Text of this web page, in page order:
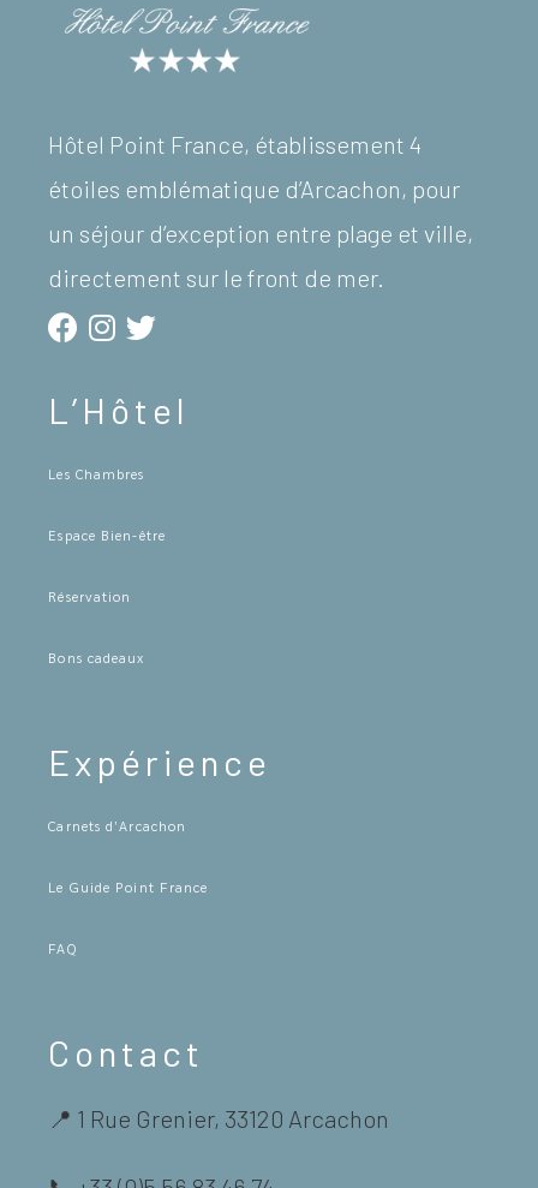
Hôtel Point France, établissement 4
étoiles emblématique d’Arcachon, pour
un séjour d’exception entre plage et ville,
directement sur le front de mer.
L’Hôtel
Les Chambres
Espace Bien-être
Réservation
Bons cadeaux
Expérience
Carnets d’Arcachon
Le Guide Point France
FAQ
Contact
📍 1 Rue Grenier, 33120 Arcachon